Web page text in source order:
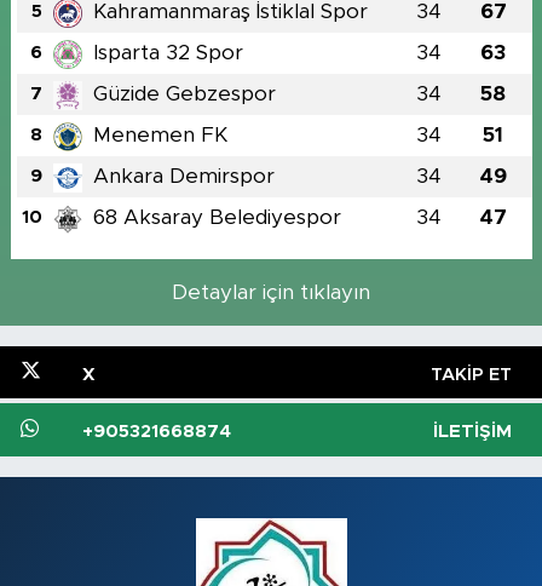
5 Kahramanmaraş İstiklal Spor 34 67
6 Isparta 32 Spor 34 63
7 Güzide Gebzespor 34 58
8 Menemen FK 34 51
9 Ankara Demirspor 34 49
10 68 Aksaray Belediyespor 34 47
Detaylar için tıklayın
X TAKIP ET
+905321668874 İLETIŞIM